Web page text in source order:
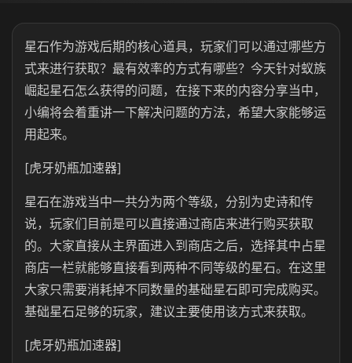
星石作为游戏后期的核心道具，玩家们可以通过哪些方
式来进行获取？最有效率的方式有哪些？今天针对蚁族
崛起星石怎么获得的问题，在接下来的内容分享当中，
小编将会着重讲一下解决问题的方法，希望大家能够运
用起来。
[虎牙奶瓶加速器]
星石在游戏当中一共分为两个等级，分别为史诗和传
说，玩家们目前是可以直接通过商店来进行购买获取
的。大家直接从主界面进入到商店之后，选择其中占星
商店一栏就能够直接看到两种不同等级的星石。在这里
大家只需要消耗掉不同数量的基础星石即可完成购买。
基础星石足够的玩家，建议主要使用该方式来获取。
[虎牙奶瓶加速器]